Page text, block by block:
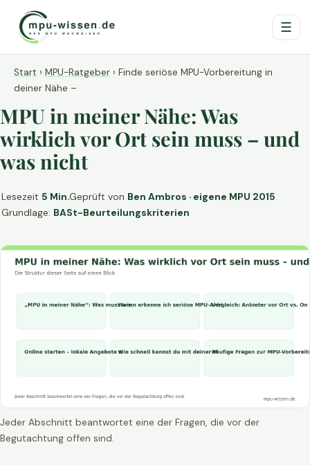
☰
Start › MPU-Ratgeber › Finde seriöse MPU-Vorbereitung in
deiner Nähe –
MPU in meiner Nähe: Was
wirklich vor Ort sein muss – und
was nicht
Lesezeit 5 Min.Geprüft von Ben Ambros · eigene MPU 2015
Grundlage: BASt-Beurteilungskriterien
Jeder Abschnitt beantwortet eine der Fragen, die vor der
Begutachtung offen sind.